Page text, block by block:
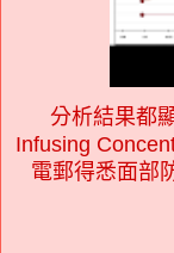
分析結果都
Infusing
電郵得悉面部